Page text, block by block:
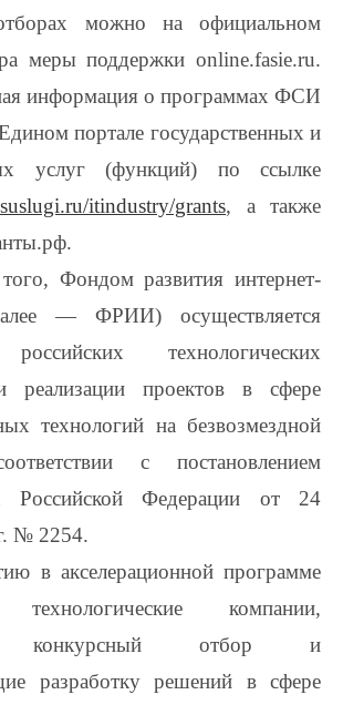
можно на официальном
меры поддержки online.fasie.ru.
информация о программах ФСИ
портале государственных и
услуг (функций) по ссылке
itindustry/grants, а также
Фондом развития интернет-
— ФРИИ) осуществляется
российских технологических
реализации проектов в сфере
технологий на безвозмездной
с постановлением
Российской Федерации от 24
№ 2254.
акселерационной программе
технологические компании,
конкурсный отбор и
разработку решений в сфере